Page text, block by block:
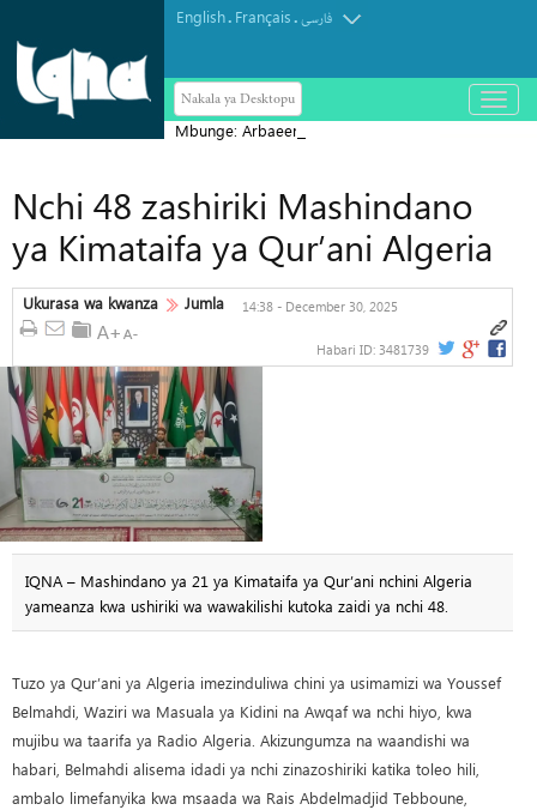
English. Français.فارسی
Nakala ya Desktopu
باز
و
Mbunge: Arbaeen ni kielelezo cha
Nchi 48 zashiriki Mashindano
ya Kimataifa ya Qur’ani Algeria
Ukurasa wa kwanza Jumla 14:38 - December 30, 2025
Habari ID: 3481739
IQNA – Mashindano ya 21 ya Kimataifa ya Qur’ani nchini Algeria
yameanza kwa ushiriki wa wawakilishi kutoka zaidi ya nchi 48.
Tuzo ya Qur’ani ya Algeria imezinduliwa chini ya usimamizi wa Youssef
Belmahdi, Waziri wa Masuala ya Kidini na Awqaf wa nchi hiyo, kwa
mujibu wa taarifa ya Radio Algeria. Akizungumza na waandishi wa
habari, Belmahdi alisema idadi ya nchi zinazoshiriki katika toleo hili,
ambalo limefanyika kwa msaada wa Rais Abdelmadjid Tebboune,